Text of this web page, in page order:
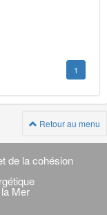
1
Retour au menu
de la cohésion
Mer